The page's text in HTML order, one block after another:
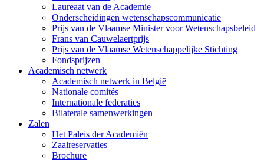
Laureaat van de Academie
Onderscheidingen wetenschapscommunicatie
Prijs van de Vlaamse Minister voor Wetenschapsbeleid
Frans van Cauwelaertprijs
Prijs van de Vlaamse Wetenschappelijke Stichting
Fondsprijzen
Academisch netwerk
Academisch netwerk in België
Nationale comités
Internationale federaties
Bilaterale samenwerkingen
Zalen
Het Paleis der Academiën
Zaalreservaties
Brochure